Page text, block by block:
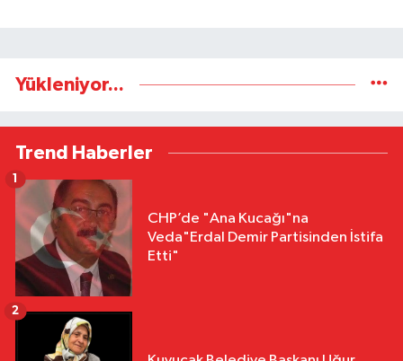
Yükleniyor...
Trend Haberler
CHP’de "Ana Kucağı"na
Veda"Erdal Demir Partisinden İstifa
Etti"
1
2